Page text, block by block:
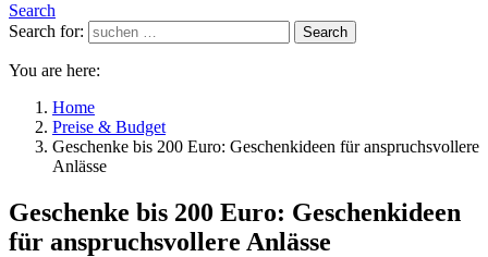
Search
Search for:
Search
You are here:
Home
Preise & Budget
Geschenke bis 200 Euro: Geschenkideen für anspruchsvollere
Anlässe
Geschenke bis 200 Euro: Geschenkideen
für anspruchsvollere Anlässe